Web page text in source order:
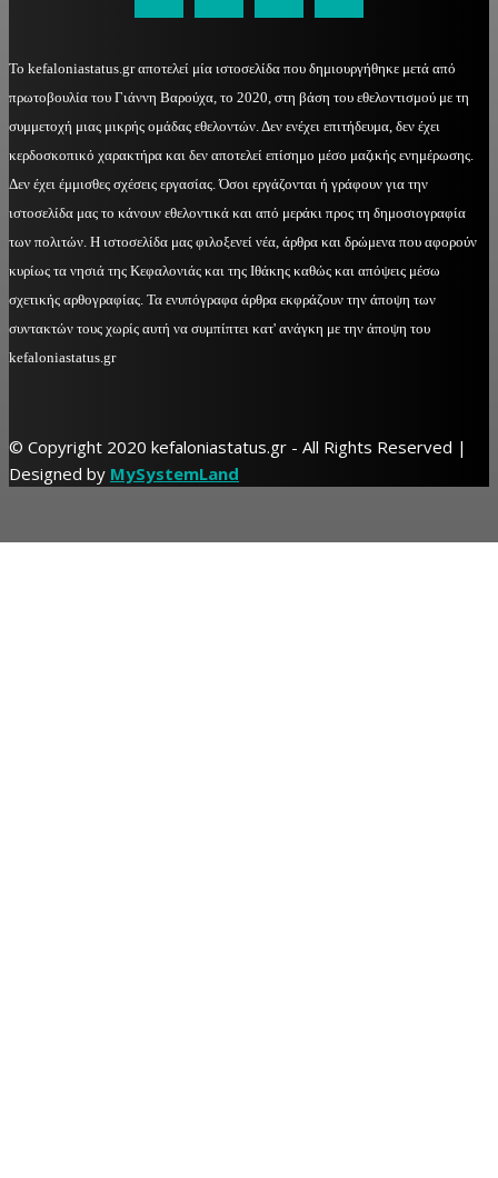
Το kefaloniastatus.gr αποτελεί μία ιστοσελίδα που δημιουργήθηκε μετά από
πρωτοβουλία του Γιάννη Βαρούχα, το 2020, στη βάση του εθελοντισμού με τη
συμμετοχή μιας μικρής ομάδας εθελοντών. Δεν ενέχει επιτήδευμα, δεν έχει
κερδοσκοπικό χαρακτήρα και δεν αποτελεί επίσημο μέσο μαζικής ενημέρωσης.
Δεν έχει έμμισθες σχέσεις εργασίας. Όσοι εργάζονται ή γράφουν για την
ιστοσελίδα μας το κάνουν εθελοντικά και από μεράκι προς τη δημοσιογραφία
των πολιτών. Η ιστοσελίδα μας φιλοξενεί νέα, άρθρα και δρώμενα που αφορούν
κυρίως τα νησιά της Κεφαλονιάς και της Ιθάκης καθώς και απόψεις μέσω
σχετικής αρθογραφίας. Τα ενυπόγραφα άρθρα εκφράζουν την άποψη των
συντακτών τους χωρίς αυτή να συμπίπτει κατ' ανάγκη με την άποψη του
kefaloniastatus.gr
© Copyright 2020 kefaloniastatus.gr - All Rights Reserved |
Designed by MySystemLand